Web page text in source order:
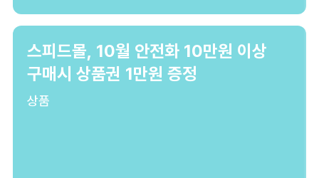
스피드몰, 10월 안전화 10만원 이상
구매시 상품권 1만원 증정
상품